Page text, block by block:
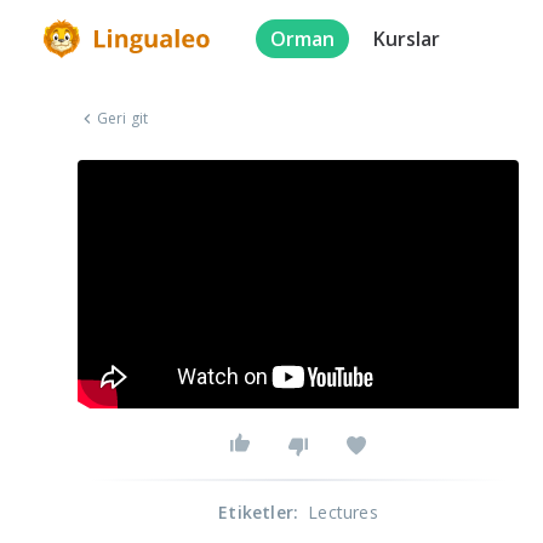
Orman Kurslar
Geri git
Etiketler: Lectures